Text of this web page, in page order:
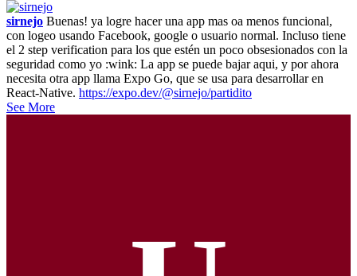
sirnejo Buenas! ya logre hacer una app mas oa menos funcional,
con logeo usando Facebook, google o usuario normal. Incluso tiene
el 2 step verification para los que estén un poco obsesionados con la
seguridad como yo :wink: La app se puede bajar aqui, y por ahora
necesita otra app llama Expo Go, que se usa para desarrollar en
React-Native. https://expo.dev/@sirnejo/partidito
See More